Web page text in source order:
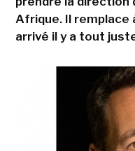
Afrique. Il remplace
arrivé il y a tout